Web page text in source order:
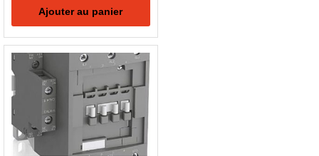
Ajouter au panier